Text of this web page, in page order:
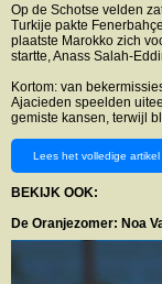
Op de Schotse velden
Turkije pakte
plaatste Marokko zich
startte, Anass Salah-
Kortom: van
Ajacieden speelden
gemiste kansen, terwijl
Lees het volledige artikel
BEKIJK OOK:
De Oranjezomer: Noa